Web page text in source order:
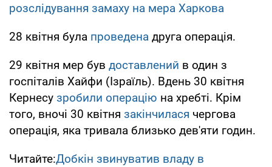
розслідування замаху на мера Харкова
28 квітня була проведена друга операція.
29 квітня мер був доставлений в один з
госпіталів Хайфи (Ізраїль). Вдень 30 квітня
Кернесу зробили операцію на хребті. Крім
того, вночі 30 квітня закінчилася чергова
операція, яка тривала близько дев'яти годин.
Читайте:Добкін звинуватив владу в